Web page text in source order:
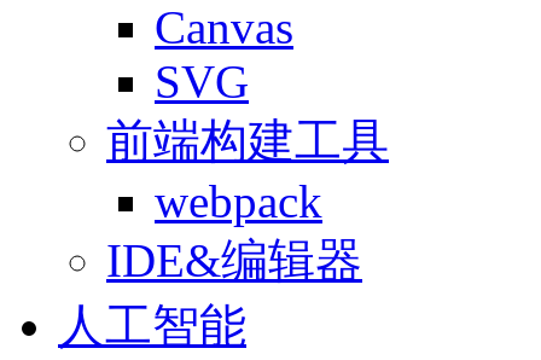
Canvas
SVG
前端构建工具
webpack
IDE&编辑器
人工智能